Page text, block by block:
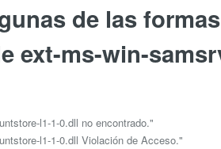
de las
ext-ms-win-
l1-1-0.dll no encontrado."
l1-1-0.dll Violación de Acceso."